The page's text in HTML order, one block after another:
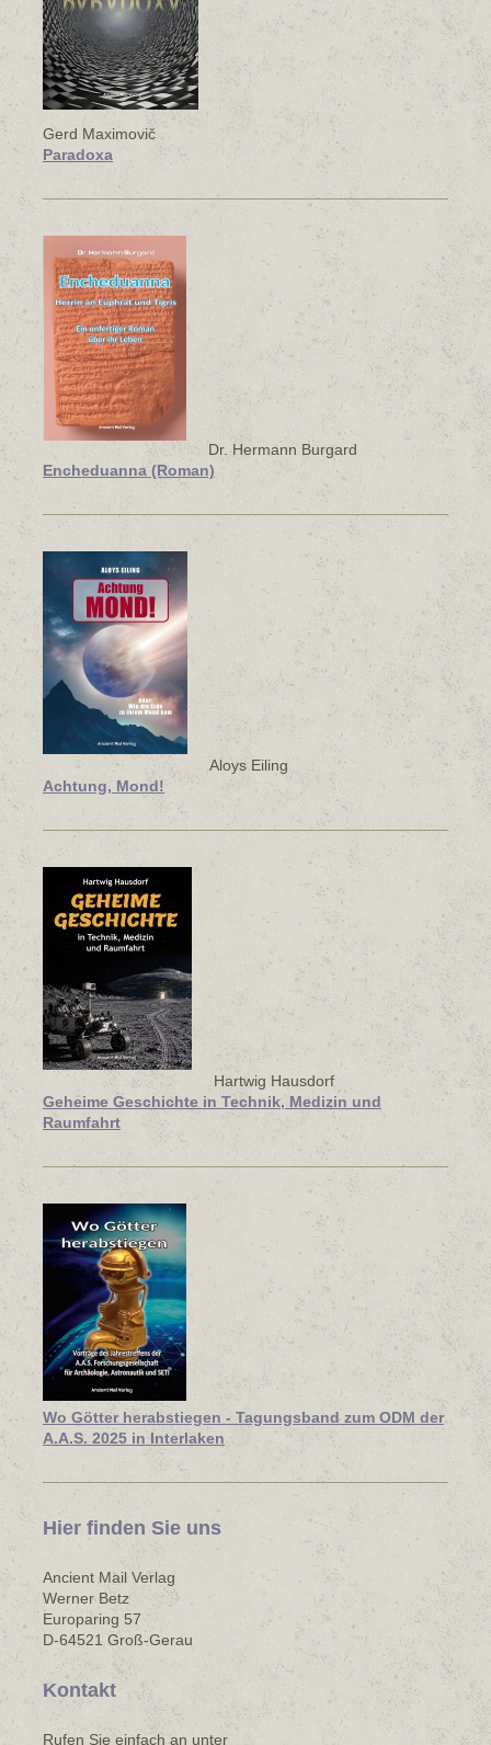
Gerd Maximovič
Paradoxa
Dr. Hermann Burgard
Encheduanna (Roman)
Aloys Eiling
Achtung, Mond!
Hartwig Hausdorf
Geheime Geschichte in Technik, Medizin und
Raumfahrt
Wo Götter herabstiegen - Tagungsband zum ODM der
A.A.S. 2025 in Interlaken
Hier finden Sie uns
Ancient Mail Verlag
Werner Betz
Europaring 57
D-64521 Groß-Gerau
Kontakt
Rufen Sie einfach an unter